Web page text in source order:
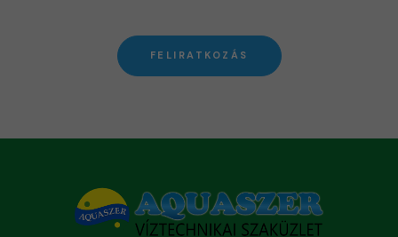
FELIRATKOZÁS